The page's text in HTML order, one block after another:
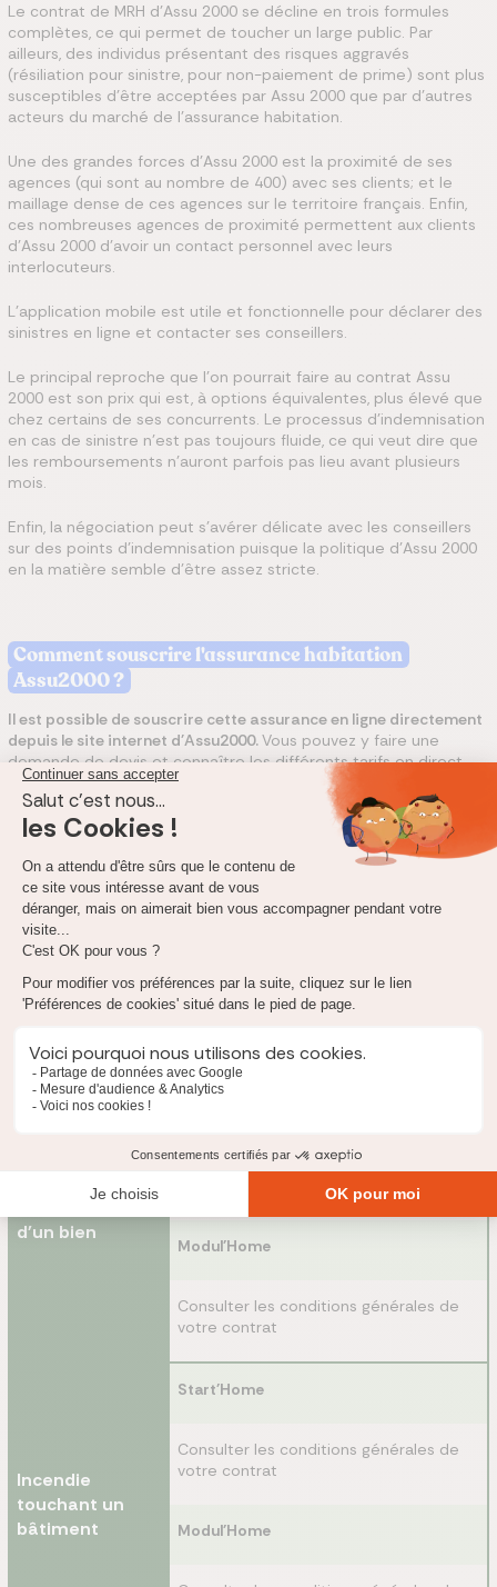
Le contrat de MRH d’Assu 2000 se décline en trois formules
complètes, ce qui permet de toucher un large public. Par
ailleurs, des individus présentant des risques aggravés
(résiliation pour sinistre, pour non-paiement de prime) sont plus
susceptibles d’être acceptées par Assu 2000 que par d’autres
acteurs du marché de l’assurance habitation.
Une des grandes forces d’Assu 2000 est la proximité de ses
agences (qui sont au nombre de 400) avec ses clients; et le
maillage dense de ces agences sur le territoire français. Enfin,
ces nombreuses agences de proximité permettent aux clients
d’Assu 2000 d’avoir un contact personnel avec leurs
interlocuteurs.
L’application mobile est utile et fonctionnelle pour déclarer des
sinistres en ligne et contacter ses conseillers.
Le principal reproche que l’on pourrait faire au contrat Assu
2000 est son prix qui est, à options équivalentes, plus élevé que
chez certains de ses concurrents. Le processus d’indemnisation
en cas de sinistre n’est pas toujours fluide, ce qui veut dire que
les remboursements n’auront parfois pas lieu avant plusieurs
mois.
Enfin, la négociation peut s’avérer délicate avec les conseillers
sur des points d’indemnisation puisque la politique d’Assu 2000
en la matière semble d’être assez stricte.
Comment souscrire l'assurance habitation
Assu2000 ?
Il est possible de souscrire cette assurance en ligne directement
depuis le site internet d'Assu2000.Vous pouvez y faire une
demande de devis et connaître les différents tarifs en direct.
Vous pourrez ensuite sélectionner la formule que vous
souhaitez pour obtenir votre devis et y souscrire directement
en ligne.
Vous pouvez également utiliser notre comparateur
d'assurances habitation et souscrire directement en ligne
l'offre d'Assu2000.
Quelle indemnisation d'assurance habitation
Assu2000 ?
d'un bien
Consulter les conditions générales de
Modul'Home
Consulter les conditions générales de
votre contrat
Incendie
touchant un
bâtiment
Start'Home
Consulter les conditions générales de
votre contrat
Modul'Home